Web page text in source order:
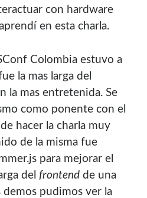
con hardware
en esta charla.
Colombia estuvo a
la mas larga del
la mas entretenida. Se
como ponente con el
hacer la charla muy
de la misma fue
para mejorar el
delfrontend de una
demos pudimos ver la